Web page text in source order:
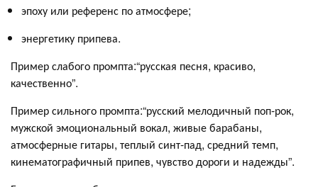
эпоху или референс по атмосфере;
энергетику припева.
Пример слабого промпта:“русская песня, красиво,
качественно”.
Пример сильного промпта:“русский мелодичный поп-рок,
мужской эмоциональный вокал, живые барабаны,
атмосферные гитары, теплый синт-пад, средний темп,
кинематографичный припев, чувство дороги и надежды”.